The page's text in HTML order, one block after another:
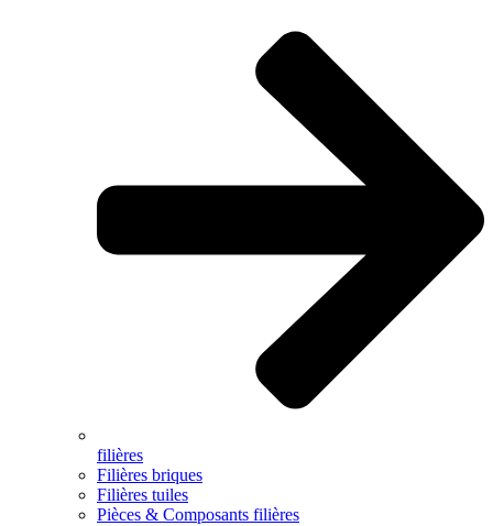
filières
Filières briques
Filières tuiles
Pièces & Composants filières